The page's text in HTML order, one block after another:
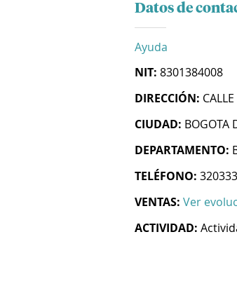
Datos de
Ayuda
NIT: 8301384008
DIRECCIÓN:
CIUDAD: BOGOTA
DEPARTAMENTO:
TELÉFONO:
VENTAS: Ver
ACTIVIDAD: